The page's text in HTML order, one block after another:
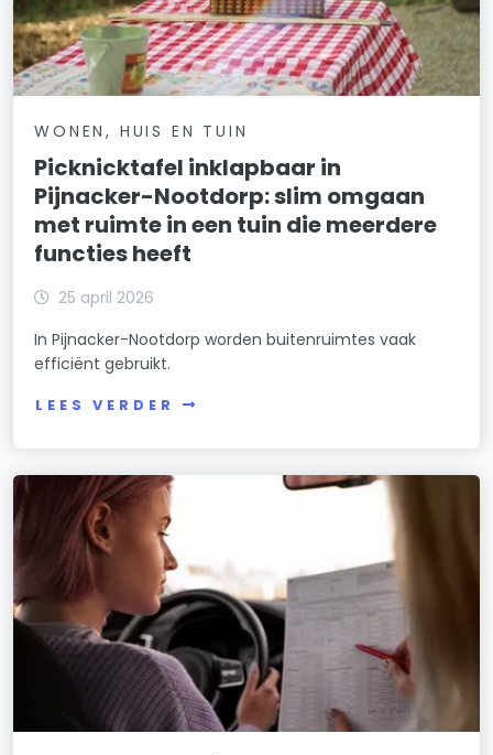
WONEN, HUIS EN TUIN
Picknicktafel inklapbaar in
Pijnacker-Nootdorp: slim omgaan
met ruimte in een tuin die meerdere
functies heeft
25 april 2026
In Pijnacker-Nootdorp worden buitenruimtes vaak
efficiënt gebruikt.
LEES VERDER